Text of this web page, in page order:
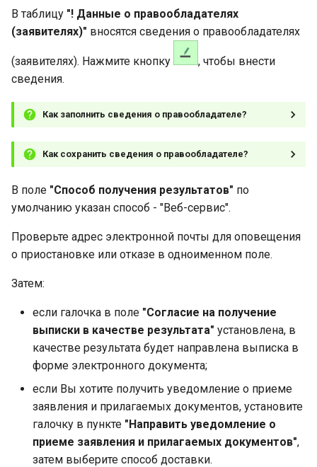
В таблицу "! Данные о правообладателях
(заявителях)" вносятся сведения о правообладателях
(заявителях). Нажмите кнопку
, чтобы внести
сведения.
Как заполнить сведения о правообладателе?
Как сохранить сведения о правообладателе?
В поле "Способ получения результатов" по
умолчанию указан способ - "Веб-сервис".
Проверьте адрес электронной почты для оповещения
о приостановке или отказе в одноименном поле.
Затем:
если галочка в поле "Согласие на получение
выписки в качестве результата" установлена, в
качестве результата будет направлена выписка в
форме электронного документа;
если Вы хотите получить уведомление о приеме
заявления и прилагаемых документов, установите
галочку в пункте "Направить уведомление о
приеме заявления и прилагаемых документов",
затем выберите способ доставки.